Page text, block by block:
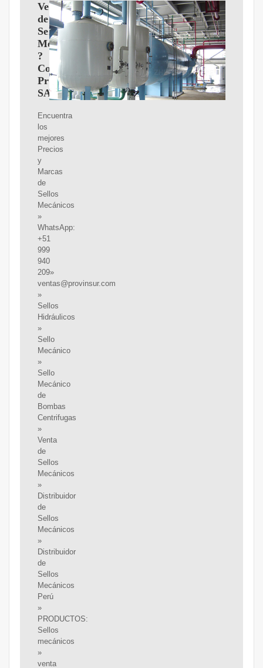
Venta
de
Sellos
Mecánicos
?
Corporación
Provinsur
SAC
Encuentra
los
mejores
Precios
y
Marcas
de
Sellos
Mecánicos
»
WhatsApp:
+51
999
940
209»
ventas@provinsur.com
»
Sellos
Hidráulicos
»
Sello
Mecánico
»
Sello
Mecánico
de
Bombas
Centrifugas
»
Venta
de
Sellos
Mecánicos
»
Distribuidor
de
Sellos
Mecánicos
»
Distribuidor
de
Sellos
Mecánicos
Perú
»
PRODUCTOS:
Sellos
mecánicos
»
venta